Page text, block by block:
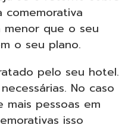
menor que o seu
o seu plano.
pelo seu hotel.
No caso
pessoas em
isso